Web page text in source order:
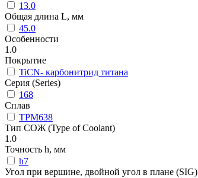
13.0
Общая длина L, мм
45.0
Особенности
1.0
Покрытие
TiCN- карбонитрид титана
Серия (Series)
168
Сплав
TPM638
Тип СОЖ (Type of Coolant)
1.0
Точность h, мм
h7
Угол при вершине, двойной угол в плане (SIG)